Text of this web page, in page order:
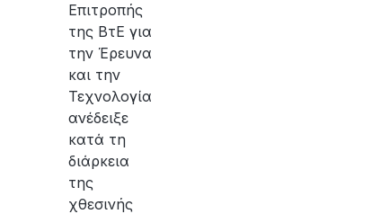
Επιτροπής
της ΒτΕ για
την Έρευνα
και την
Τεχνολογία
ανέδειξε
κατά τη
διάρκεια
της
χθεσινής